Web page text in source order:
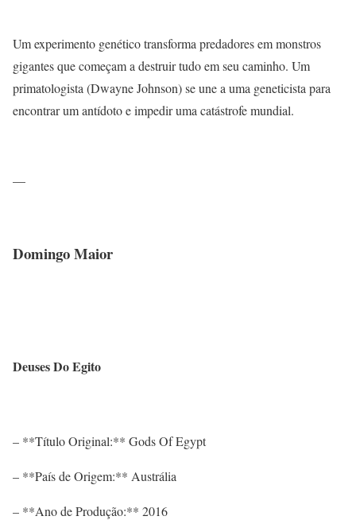
Um experimento genético transforma predadores em monstros
gigantes que começam a destruir tudo em seu caminho. Um
primatologista (Dwayne Johnson) se une a uma geneticista para
encontrar um antídoto e impedir uma catástrofe mundial.
—
Domingo Maior
Deuses Do Egito
– **Título Original:** Gods Of Egypt
– **País de Origem:** Austrália
– **Ano de Produção:** 2016